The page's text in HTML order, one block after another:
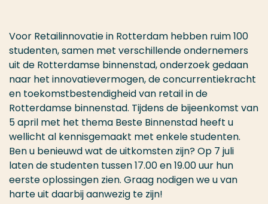
Voor Retailinnovatie in Rotterdam hebben ruim 100
studenten, samen met verschillende ondernemers
uit de Rotterdamse binnenstad, onderzoek gedaan
naar het innovatievermogen, de concurrentiekracht
en toekomstbestendigheid van retail in de
Rotterdamse binnenstad. Tijdens de bijeenkomst van
5 april met het thema Beste Binnenstad heeft u
wellicht al kennisgemaakt met enkele studenten.
Ben u benieuwd wat de uitkomsten zijn? Op 7 juli
laten de studenten tussen 17.00 en 19.00 uur hun
eerste oplossingen zien. Graag nodigen we u van
harte uit daarbij aanwezig te zijn!